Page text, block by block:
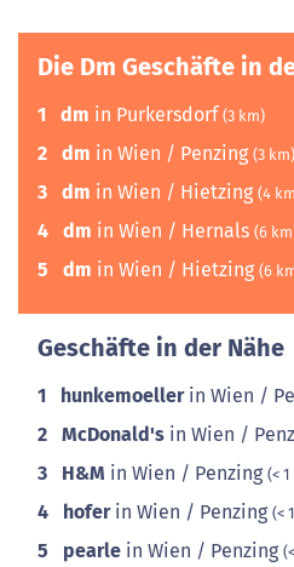
Die Dm Geschäfte in
1 dm in Purkersdorf (3 km)
2 dm in Wien / Penzing (3 km)
3 dm in Wien / Hietzing (4
4 dm in Wien / Hernals (6
5 dm in Wien / Hietzing (6
Geschäfte in der Nähe
1 hunkemoellerin Wien /
2 McDonald's in Wien /
3 H&M in Wien / Penzing (<
4 hoferin Wien / Penzing (<
5 pearle in Wien / Penzing